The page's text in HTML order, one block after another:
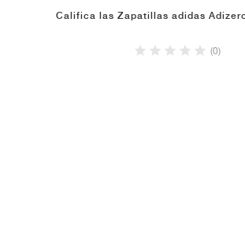
Califica las Zapatillas adidas
(0)